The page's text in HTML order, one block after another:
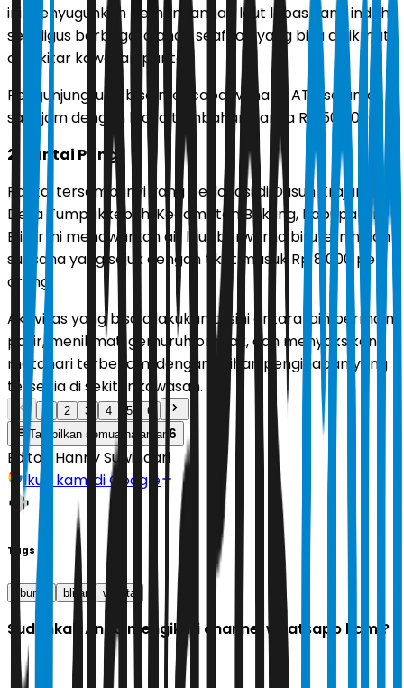
ini menyuguhkan pemandangan laut lepas yang indah
sekaligus berbagai olahan seafood yang bisa dinikmati
di sekitar kawasan pantai.
Pengunjung juga bisa mencoba wahana ATV selama
satu jam dengan biaya tambahan hanya Rp 50.000.
2. Pantai Pangi
Pantai tersembunyi yang berlokasi di Dusun Krajan,
Desa Tumpakkepuh, Kecamatan Bakung, Kabupaten
Blitar ini menawarkan air laut berwarna biru jernih dan
suasana yang sejuk dengan tiket masuk Rp 8.000 per
orang.
Aktivitas yang bisa dilakukan di sini antara lain bermain
pasir, menikmati gemuruh ombak, dan menyaksikan
matahari terbenam, dengan pilihan penginapan yang
tersedia di sekitar kawasan.
2 3 4 5
6
Tampilkan semua halaman 6
Editor: Hanny Suwindari
Ikuti kami di Google
Tags
liburan blitar wisata
Sudahkah Anda mengikuti channel whatsapp kami?